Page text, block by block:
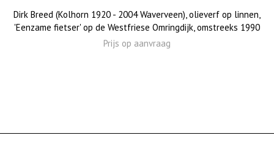
Dirk Breed (Kolhorn 1920 - 2004 Waverveen), olieverf op linnen,
'Eenzame fietser' op de Westfriese Omringdijk, omstreeks 1990
Prijs op aanvraag